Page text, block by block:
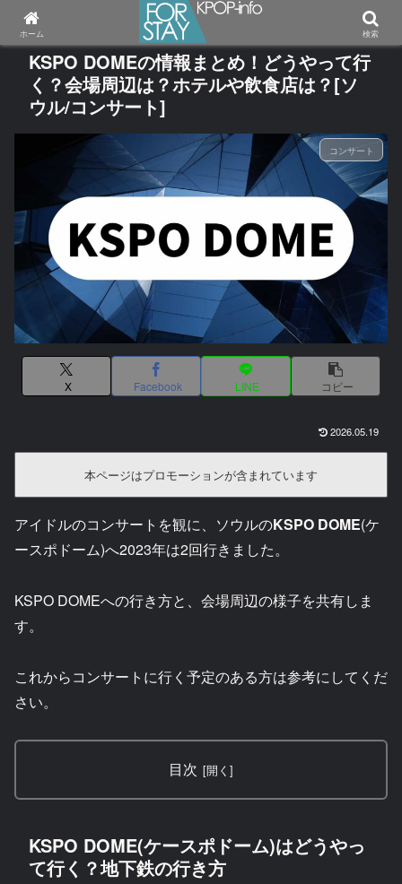
KSPO DOMEの情報まとめ！どうやって行
く？会場周辺は？ホテルや飲食店は？[ソ
ウル/コンサート]
コンサート
X Facebook LINE コピー
2026.05.19
本ページはプロモーションが含まれています
アイドルのコンサートを観に、ソウルのKSPO DOME(ケ
ースポドーム)へ2023年は2回行きました。
KSPO DOMEへの行き方と、会場周辺の様子を共有しま
す。
これからコンサートに行く予定のある方は参考にしてくだ
さい。
目次
KSPO DOME(ケースポドーム)はどうやっ
て行く？地下鉄の行き方
ホーム 検索